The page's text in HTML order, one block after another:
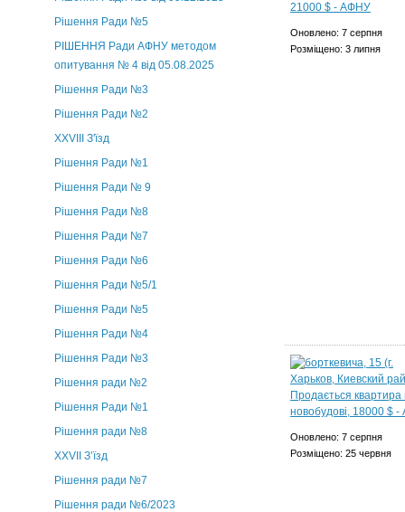
Рішення Ради №5
РІШЕННЯ Ради АФНУ методом
опитування № 4 від 05.08.2025
Рішення Ради №3
Рішення Ради №2
XXVIII З'їзд
Рішення Ради №1
Рішення Ради № 9
Рішення Ради №8
Рішення Ради №7
Рішення Ради №6
Рішення Ради №5/1
Рішення Ради №5
Рішення Ради №4
Рішення Ради №3
Рішення ради №2
Рішення Ради №1
Рішення ради №8
ХХVII З’їзд
Рішення ради №7
Рішення ради №6/2023
Оновлено: 7 серпня
Розміщено: 3 липня
Оновлено: 7 серпня
Розміщено: 25 червня